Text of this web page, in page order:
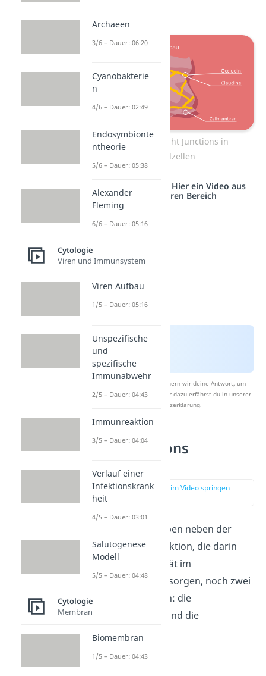
Aufbau der Tight Junctions in
Epithelzellen
Studyflix vernetzt: Hier ein Video aus
einem anderen Bereich
Nach Beantwortung speichern wir deine Antwort, um
Studyflix zu verbessern. Mehr dazu erfährst du in unserer
Datenschutzerklärung.
Tight Junctions
zur Stelle im Video springen
Tight Junctions haben neben der
mechanischen Funktion, die darin
besteht für Stabilität im
Epithelverband zu sorgen, noch zwei
weitere Funktionen: die
Barrierefunktion
und die
Zaunfunktion
Archaeen
3/6 – Dauer: 06:20
Cyanobakterie
n
4/6 – Dauer: 02:49
Endosymbionte
ntheorie
5/6 – Dauer: 05:38
Alexander
Fleming
6/6 – Dauer: 05:16
Cytologie
Viren und Immunsystem
Viren Aufbau
1/5 – Dauer: 05:16
Unspezifische
und
spezifische
Immunabwehr
2/5 – Dauer: 04:43
Immunreaktion
3/5 – Dauer: 04:04
Verlauf einer
Infektionskrank
heit
4/5 – Dauer: 03:01
Salutogenese
Modell
5/5 – Dauer: 04:48
Cytologie
Membran
Biomembran
1/5 – Dauer: 04:43